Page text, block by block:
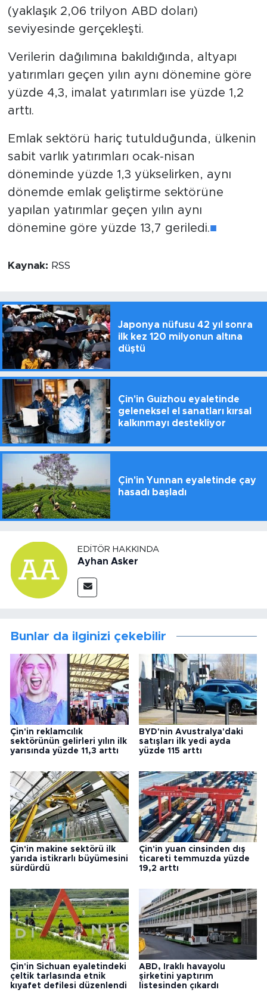
(yaklaşık 2,06 trilyon ABD doları)
seviyesinde gerçekleşti.
Verilerin dağılımına bakıldığında, altyapı
yatırımları geçen yılın aynı dönemine göre
yüzde 4,3, imalat yatırımları ise yüzde 1,2
arttı.
Emlak sektörü hariç tutulduğunda, ülkenin
sabit varlık yatırımları ocak-nisan
döneminde yüzde 1,3 yükselirken, aynı
dönemde emlak geliştirme sektörüne
yapılan yatırımlar geçen yılın aynı
dönemine göre yüzde 13,7 geriledi.■
Kaynak: RSS
Japonya nüfusu 42 yıl sonra
ilk kez 120 milyonun altına
düştü
Çin'in Guizhou eyaletinde
geleneksel el sanatları kırsal
kalkınmayı destekliyor
Çin'in Yunnan eyaletinde çay
hasadı başladı
EDITÖR HAKKINDA
Ayhan Asker
Bunlar da ilginizi çekebilir
Çin'in reklamcılık
sektörünün gelirleri yılın ilk
yarısında yüzde 11,3 arttı
BYD'nin Avustralya'daki
satışları ilk yedi ayda
yüzde 115 arttı
Çin'in makine sektörü ilk
yarıda istikrarlı büyümesini
sürdürdü
Çin'in yuan cinsinden dış
ticareti temmuzda yüzde
19,2 arttı
Çin'in Sichuan eyaletindeki
çeltik tarlasında etnik
kıyafet defilesi düzenlendi
ABD, Iraklı havayolu
şirketini yaptırım
listesinden çıkardı